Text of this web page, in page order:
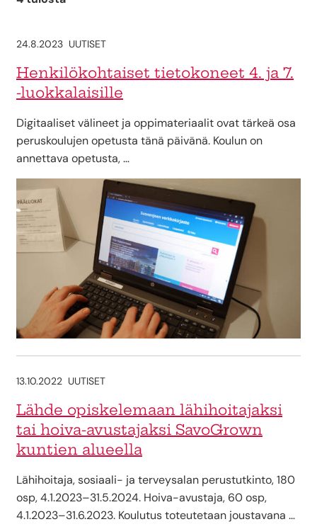
24.8.2023 UUTISET
Henkilökohtaiset tietokoneet 4. ja 7.
-luokkalaisille
Digitaaliset välineet ja oppimateriaalit ovat tärkeä osa
peruskoulujen opetusta tänä päivänä. Koulun on
annettava opetusta, …
13.10.2022 UUTISET
Lähde opiskelemaan lähihoitajaksi
tai hoiva-avustajaksi SavoGrown
kuntien alueella
Lähihoitaja, sosiaali- ja terveysalan perustutkinto, 180
osp, 4.1.2023–31.5.2024. Hoiva-avustaja, 60 osp,
4.1.2023–31.6.2023. Koulutus toteutetaan joustavana …